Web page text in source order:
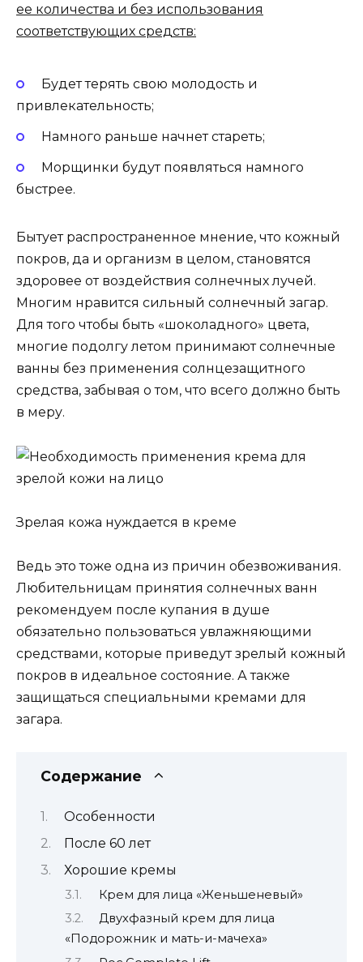
ее количества и без использования
соответствующих средств:
Будет терять свою молодость и
привлекательность;
Намного раньше начнет стареть;
Морщинки будут появляться намного
быстрее.
Бытует распространенное мнение, что кожный
покров, да и организм в целом, становятся
здоровее от воздействия солнечных лучей.
Многим нравится сильный солнечный загар.
Для того чтобы быть «шоколадного» цвета,
многие подолгу летом принимают солнечные
ванны без применения солнцезащитного
средства, забывая о том, что всего должно быть
в меру.
Зрелая кожа нуждается в креме
Ведь это тоже одна из причин обезвоживания.
Любительницам принятия солнечных ванн
рекомендуем после купания в душе
обязательно пользоваться увлажняющими
средствами, которые приведут зрелый кожный
покров в идеальное состояние. А также
защищаться специальными кремами для
загара.
Содержание
Особенности
После 60 лет
Хорошие кремы
Крем для лица «Женьшеневый»
Двухфазный крем для лица
«Подорожник и мать-и-мачеха»